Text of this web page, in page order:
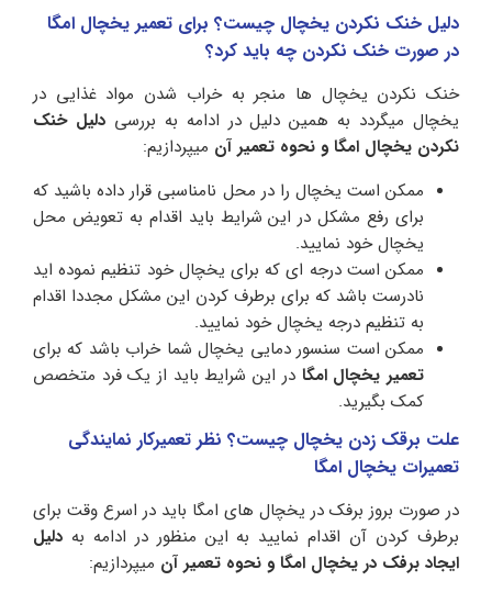
دلیل خنک نکردن یخچال چیست؟ برای تعمیر یخچال امگا
در صورت خنک نکردن چه باید کرد؟
خنک نکردن یخچال ها منجر به خراب شدن مواد غذایی در
یخچال میگردد به همین دلیل در ادامه به بررسیدلیل خنک
نکردن یخچال امگا و نحوه تعمیر آن میپردازیم:
ممکن است یخچال را در محل نامناسبی قرار داده باشید که
برای رفع مشکل در این شرایط باید اقدام به تعویض محل
یخچال خود نمایید.
ممکن است درجه ای که برای یخچال خود تنظیم نموده اید
نادرست باشد که برای برطرف کردن این مشکل مجددا اقدام
به تنظیم درجه یخچال خود نمایید.
ممکن است سنسور دمایی یخچال شما خراب باشد که برای
تعمیر یخچال امگا در این شرایط باید از یک فرد متخصص
کمک بگیرید.
علت برقک زدن یخچال چیست؟ نظر تعمیرکار نمایندگی
تعمیرات یخچال امگا
در صورت بروز برفک در یخچال های امگا باید در اسرع وقت برای
برطرف کردن آن اقدام نمایید به این منظور در ادامه به دلیل
ایجاد برفک در یخچال امگا و نحوه تعمیر آن میپردازیم: